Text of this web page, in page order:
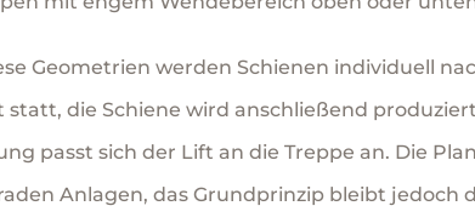
Geometrien werden Schienen individuell
statt, die Schiene wird anschließend
passt sich der Lift an die Treppe an. Die
Anlagen, das Grundprinzip bleibt jedoch